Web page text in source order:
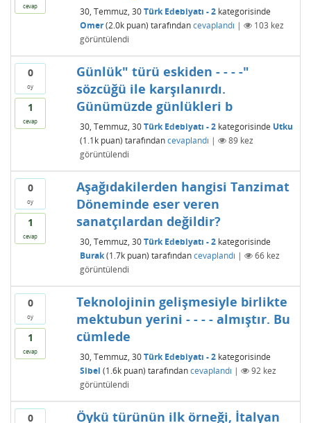
cevap 30, Temmuz, 30 Türk Edebiyatı - 2kategorisinde
Omer (2.0kpuan) tarafından cevaplandı | 103 kez
görüntülendi
0
oy
1
cevap
Günlük" türü eskiden - - - -"
sözcüğü ile karşılanırdı.
Günümüzde günlükleri b
30, Temmuz, 30 Türk Edebiyatı - 2kategorisinde Utku
(1.1kpuan) tarafından cevaplandı | 89kez
görüntülendi
0
oy
1
cevap
Aşağıdakilerden hangisi Tanzimat
Döneminde eser veren
sanatçılardan değildir?
30, Temmuz, 30 Türk Edebiyatı - 2kategorisinde
Burak (1.7kpuan) tarafından cevaplandı | 66kez
görüntülendi
0
oy
1
cevap
Teknolojinin gelişmesiyle birlikte
mektubun yerini - - - - almıştır. Bu
cümlede
30, Temmuz, 30 Türk Edebiyatı - 2kategorisinde
Sibel (1.6kpuan) tarafından cevaplandı | 92kez
görüntülendi
0
Öykü türünün ilk örneği, İtalyan